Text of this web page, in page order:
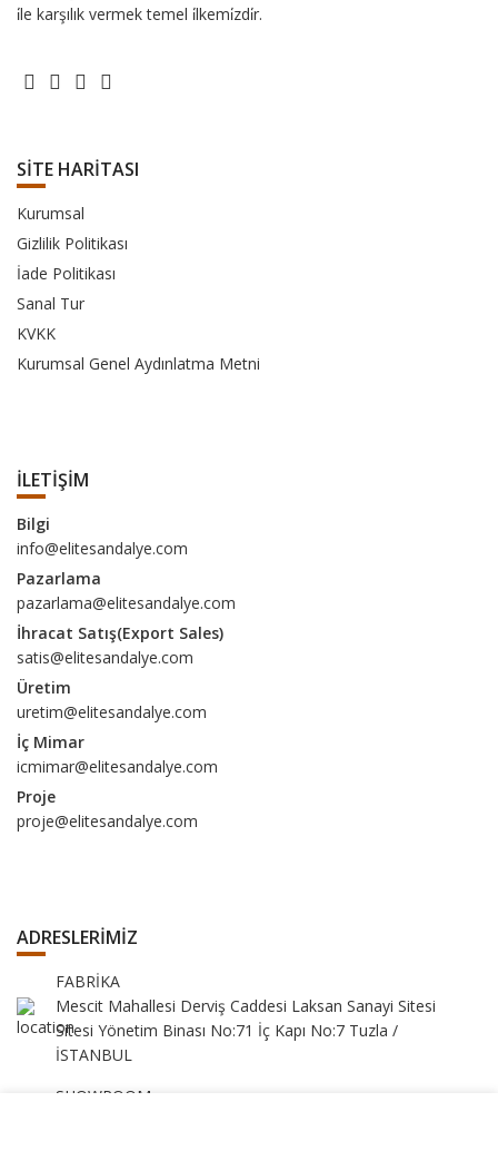
i̇le karşılık vermek temel i̇lkemi̇zdi̇r.
SİTE HARİTASI
Kurumsal
Gizlilik Politikası
İade Politikası
Sanal Tur
KVKK
Kurumsal Genel Aydınlatma Metni
İLETİŞİM
Bilgi
info@elitesandalye.com
Pazarlama
pazarlama@elitesandalye.com
İhracat Satış(Export Sales)
satis@elitesandalye.com
Üretim
uretim@elitesandalye.com
İç Mimar
icmimar@elitesandalye.com
Proje
proje@elitesandalye.com
ADRESLERİMİZ
FABRİKA
Mescit Mahallesi Derviş Caddesi Laksan Sanayi Sitesi
Sitesi Yönetim Binası No:71 İç Kapı No:7 Tuzla /
İSTANBUL
SHOWROOM